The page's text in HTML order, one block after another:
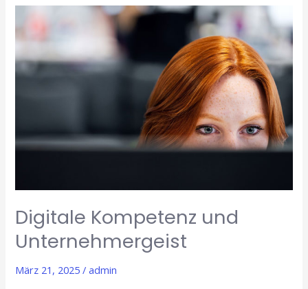
Digitale Kompetenz und
Unternehmergeist
März 21, 2025/admin
und
Unternehmergeist